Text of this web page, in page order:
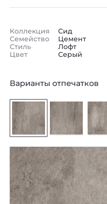
Коллекция
Семейство
Стиль
Цвет
Сид
Цемент
Лофт
Серый
Варианты отпечатков